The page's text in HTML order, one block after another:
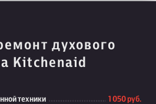
духового
Kitchenaid
техники 1 050 руб.